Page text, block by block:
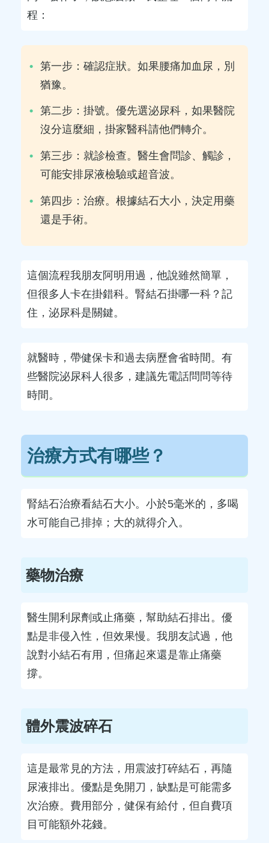
程：
第一步：確認症狀。如果腰痛加血尿，別
猶豫。
第二步：掛號。優先選泌尿科，如果醫院
沒分這麼細，掛家醫科請他們轉介。
第三步：就診檢查。醫生會問診、觸診，
可能安排尿液檢驗或超音波。
第四步：治療。根據結石大小，決定用藥
還是手術。
這個流程我朋友阿明用過，他說雖然簡單，
但很多人卡在掛錯科。腎結石掛哪一科？記
住，泌尿科是關鍵。
就醫時，帶健保卡和過去病歷會省時間。有
些醫院泌尿科人很多，建議先電話問問等待
時間。
治療方式有哪些？
腎結石治療看結石大小。小於5毫米的，多喝
水可能自己排掉；大的就得介入。
藥物治療
醫生開利尿劑或止痛藥，幫助結石排出。優
點是非侵入性，但效果慢。我朋友試過，他
說對小結石有用，但痛起來還是靠止痛藥
撐。
體外震波碎石
這是最常見的方法，用震波打碎結石，再隨
尿液排出。優點是免開刀，缺點是可能需多
次治療。費用部分，健保有給付，但自費項
目可能額外花錢。